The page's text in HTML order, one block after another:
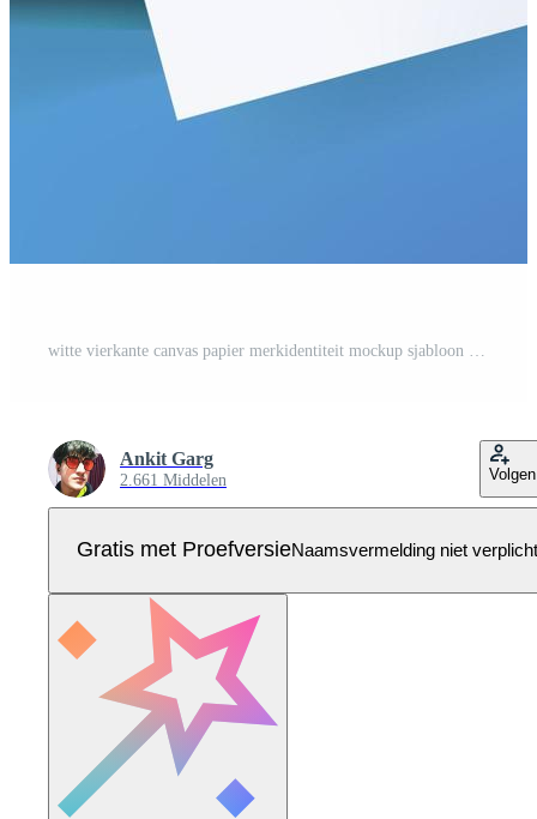
Ankit Garg
2.661 Middelen Volgen
Gratis met ProefversieNaamsvermelding niet verplicht